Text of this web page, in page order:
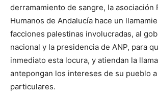
derramamiento de sangre, la asociación
Humanos de Andalucía hace un
facciones palestinas involucradas, al
nacional y la presidencia de ANP, para
inmediato esta locura, y atiendan la
antepongan los intereses de su pueblo
particulares.